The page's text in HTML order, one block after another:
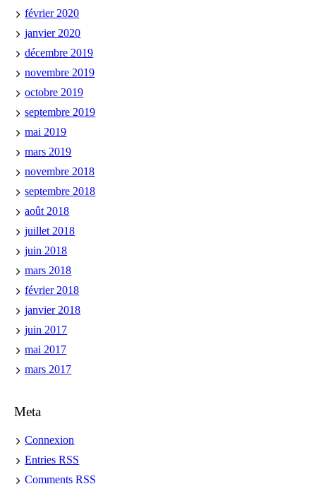
février 2020
janvier 2020
décembre 2019
novembre 2019
octobre 2019
septembre 2019
mai 2019
mars 2019
novembre 2018
septembre 2018
août 2018
juillet 2018
juin 2018
mars 2018
février 2018
janvier 2018
juin 2017
mai 2017
mars 2017
Meta
Connexion
EntriesRSS
CommentsRSS